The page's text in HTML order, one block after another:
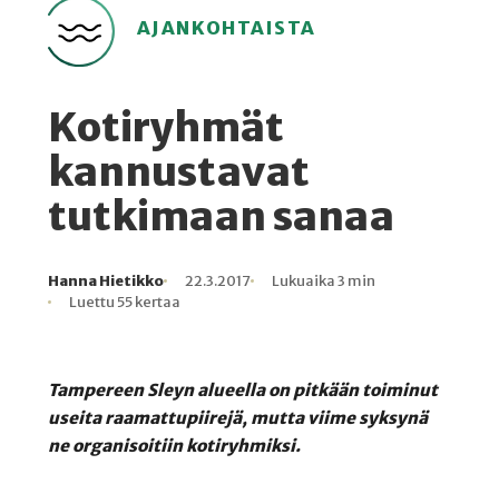
AJANKOHTAISTA
Kotiryhmät
kannustavat
tutkimaan sanaa
Kirjoittaja
Hanna Hietikko
Julkaistu
22.3.2017
Lukuaika
Lukuaika 3 min
Lukukertoja
Luettu 55 kertaa
Tampereen Sleyn alueella on pitkään toiminut
useita raamattupiirejä, mutta viime syksynä
ne organisoitiin kotiryhmiksi.